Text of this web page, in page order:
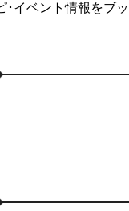
イベント情報をブ